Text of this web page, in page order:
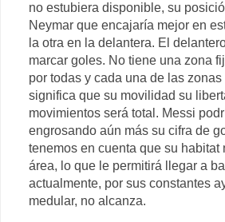
no estubiera disponible, su
Neymar que encajaría mejor en
la otra en la delantera. El
marcar goles. No tiene una zona
por todas y cada una de las
significa que su movilidad su
movimientos será total. Messi
engrosando aún más su cifra de
tenemos en cuenta que su habitat
área, lo que le permitirá llegar a
actualmente, por sus constantes
medular, no alcanza.